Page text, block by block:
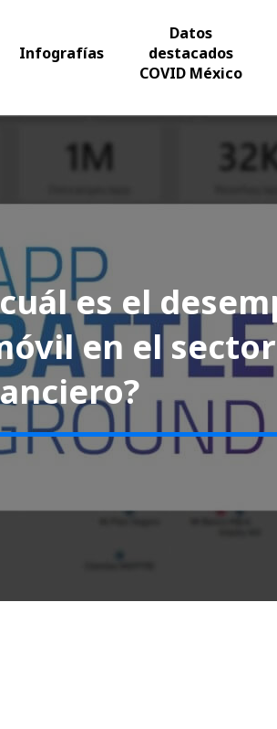
Infografías
Datos
destacados
COVID México
es el
en el sector